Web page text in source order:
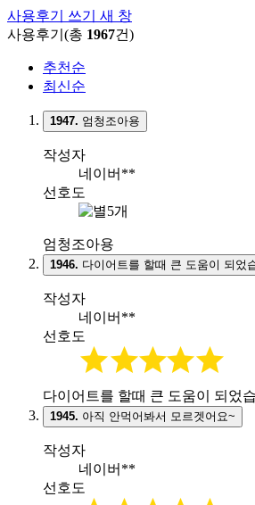
사용후기 쓰기
새 창
사용후기(총 1967건)
추천순
최신순
1947. 엄청조아용
작성자
네이버**
선호도
엄청조아용
1946. 다이어트를 할때 큰 도움이 되었
작성자
네이버**
선호도
다이어트를 할때 큰 도움이 되었
1945. 아직 안먹어봐서 모르겟어요~
작성자
네이버**
선호도